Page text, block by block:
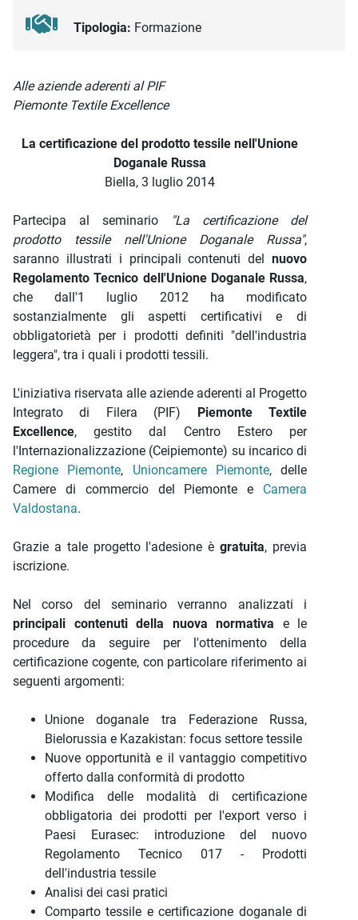
Tipologia: Formazione
Descrizione iniziativa
Alle aziende aderenti al PIF
Piemonte Textile Excellence
La certificazione del prodotto tessile nell'Unione
Doganale Russa
Biella, 3 luglio 2014
Partecipa al seminario
"La certificazione del
prodotto tessile nell'Unione Doganale Russa",
saranno illustrati i principali contenuti del nuovo
Regolamento Tecnico dell'Unione Doganale Russa,
che dall'1 luglio 2012 ha modificato
sostanzialmente gli aspetti certificativi e di
obbligatorietà per i prodotti definiti "dell'industria
leggera", tra i quali i prodotti tessili.
L'iniziativa riservata alle aziende aderenti al Progetto
Integrato di Filera (PIF) Piemonte Textile
Excellence, gestito dal Centro Estero per
l'Internazionalizzazione (Ceipiemonte) su incarico di
Regione Piemonte, Unioncamere Piemonte, delle
Camere di commercio del Piemonte e Camera
Valdostana.
Grazie a tale progetto l'adesione ègratuita, previa
iscrizione.
Nel corso del seminario verranno analizzati i
principali contenuti della nuova normativa e le
procedure da seguire per l'ottenimento della
certificazione cogente, con particolare riferimento ai
seguenti argomenti:
Unione doganale tra Federazione Russa,
Bielorussia e Kazakistan: focus settore tessile
Nuove opportunità e il vantaggio competitivo
offerto dalla conformità di prodotto
Modifica delle modalità di certificazione
obbligatoria dei prodotti per l'export verso i
Paesi Eurasec: introduzione del nuovo
Regolamento Tecnico 017 - Prodotti
dell'industria tessile
Analisi dei casi pratici
Comparto tessile e certificazione doganale di